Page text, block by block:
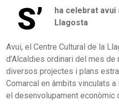
S’
ha celebrat avui
Llagosta
Avui, el Centre Cultural de la
d’Alcaldies ordinari del mes de
diversos projectes i plans
Comarcal en àmbits vinculats
el desenvolupament econòmic